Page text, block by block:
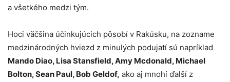
a všetkého medzi tým.
Hoci väčšina účinkujúcich pôsobí v Rakúsku, na zozname
medzinárodných hviezd z minulých podujatí sú napríklad
Mando Diao, Lisa Stansfield, Amy Mcdonald, Michael
Bolton, Sean Paul, Bob Geldof, ako aj mnohí ďalší z